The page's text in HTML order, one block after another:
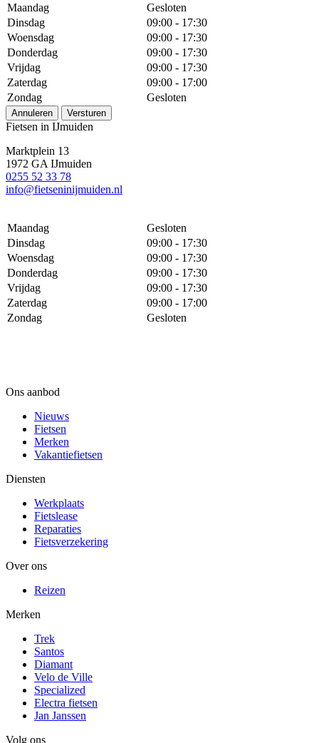
Maandag
Gesloten
Dinsdag
09:00 - 17:30
Woensdag
09:00 - 17:30
Donderdag
09:00 - 17:30
Vrijdag
09:00 - 17:30
Zaterdag
09:00 - 17:00
Zondag
Gesloten
Annuleren Versturen
Fietsen in IJmuiden
Marktplein 13
1972 GA IJmuiden
0255 52 33 78
info@fietseninijmuiden.nl
Maandag
Gesloten
Dinsdag
09:00 - 17:30
Woensdag
09:00 - 17:30
Donderdag
09:00 - 17:30
Vrijdag
09:00 - 17:30
Zaterdag
09:00 - 17:00
Zondag
Gesloten
Ons aanbod
Nieuws
Fietsen
Merken
Vakantiefietsen
Diensten
Werkplaats
Fietslease
Reparaties
Fietsverzekering
Over ons
Reizen
Merken
Trek
Santos
Diamant
Velo de Ville
Specialized
Electra fietsen
Jan Janssen
Volg ons